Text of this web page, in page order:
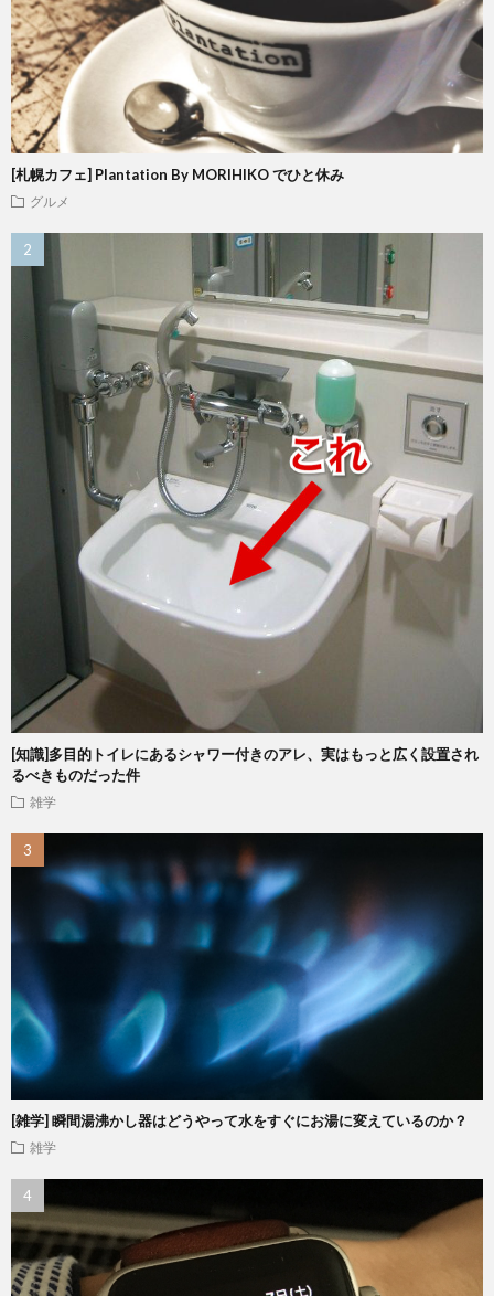
[札幌カフェ] Plantation By MORIHIKO でひと休み
グルメ
[知識]多目的トイレにあるシャワー付きのアレ、実はもっと広く設置され
るべきものだった件
雑学
[雑学] 瞬間湯沸かし器はどうやって水をすぐにお湯に変えているのか？
雑学